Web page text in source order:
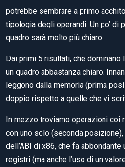
potrebbe sembrare a primo
tipologia degli operandi. Un po’ di
quadro sarà molto più chiaro.
Dai primi 5 risultati, che dominano
un quadro abbastanza chiaro.
leggono dalla memoria (prima
doppio rispetto a quelle che vi
In mezzo troviamo operazioni coi
con uno solo (seconda
dell’ABI di x86, che fa abbondante
registri (ma anche l’uso di un